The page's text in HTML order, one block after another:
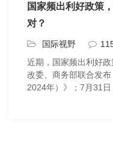
国家频出利好政策
对？
国际视野
近期，国家频出利好
改委、商务部联合发
2024年）》；7月31日